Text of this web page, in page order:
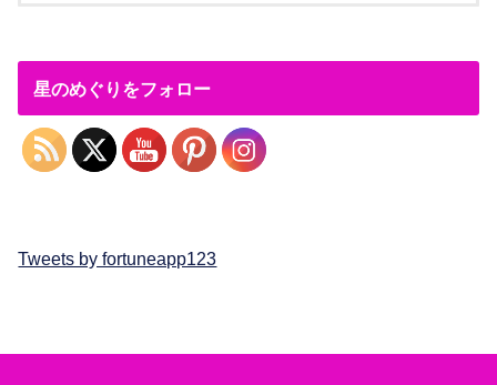
星のめぐりをフォロー
Tweets by fortuneapp123